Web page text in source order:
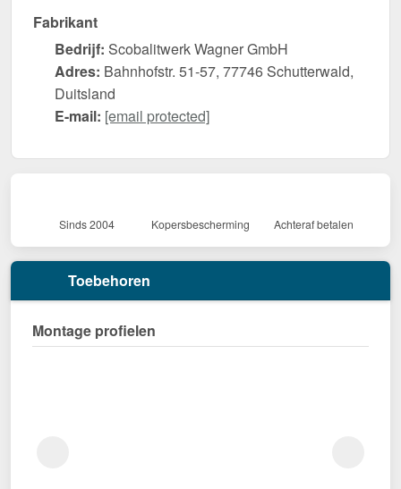
Fabrikant
Bedrijf: Scobalitwerk Wagner GmbH
Adres: Bahnhofstr. 51-57, 77746 Schutterwald,
Duitsland
E-mail: [email protected]
Sinds 2004 Kopersbescherming Achteraf betalen
Toebehoren
Montage profielen